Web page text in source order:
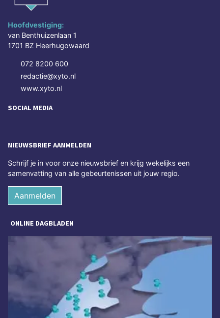
Hoofdvestiging:
van Benthuizenlaan 1
1701 BZ Heerhugowaard
072 8200 600
redactie@xyto.nl
www.xyto.nl
SOCIAL MEDIA
NIEUWSBRIEF AANMELDEN
Schrijf je in voor onze nieuwsbrief en krijg wekelijks een
samenvatting van alle gebeurtenissen uit jouw regio.
Aanmelden
ONLINE DAGBLADEN